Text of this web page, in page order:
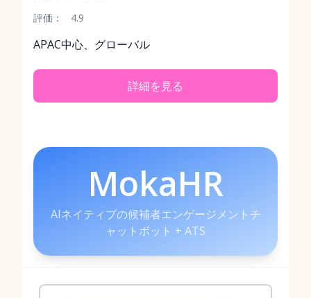
評価：
4.9
APAC中心、グローバル
詳細を見る
MokaHR
AIネイティブの候補者エンゲージメントチ
ャットボット + ATS